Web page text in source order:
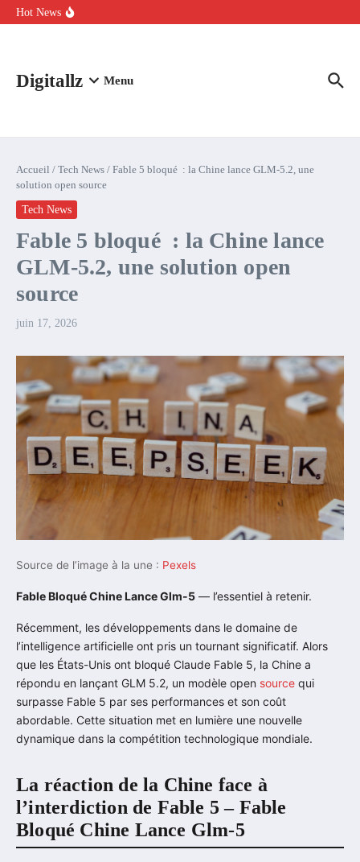
Aller au contenu
Hot News
Comment l’IA simplifie la data de caisse pour la transformer en
Digitallz Menu
Accueil / Tech News / Fable 5 bloqué : la Chine lance GLM-5.2, une
solution open source
Tech News
Fable 5 bloqué : la Chine lance
GLM-5.2, une solution open
source
juin 17, 2026
Source de l’image à la une : Pexels
Fable Bloqué Chine Lance Glm-5 — l’essentiel à retenir.
Récemment, les développements dans le domaine de
l’intelligence artificielle ont pris un tournant significatif. Alors
que les États-Unis ont bloqué Claude Fable 5, la Chine a
répondu en lançant GLM 5.2, un modèle open source qui
surpasse Fable 5 par ses performances et son coût
abordable. Cette situation met en lumière une nouvelle
dynamique dans la compétition technologique mondiale.
La réaction de la Chine face à
l’interdiction de Fable 5 – Fable
Bloqué Chine Lance Glm-5